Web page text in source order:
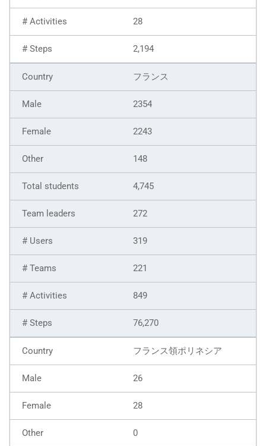
28
2,194
フランス
2354
2243
148
4,745
272
319
221
849
76,270
フランス領ポリネシア
26
28
0